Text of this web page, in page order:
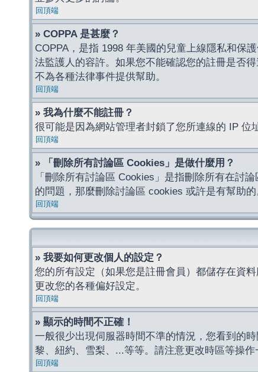
回頂端
» COPPA 是甚麼？
COPPA，是指 1998 年美國的兒童上線隱私和保
法監護人的容許。如果您不能確認您的註冊是否
不為各種法律事件提供幫助。
回頂端
» 我為什麼不能註冊？
很可能是因為網站管理者封鎖了您所連線的 IP 位
回頂端
» 「刪除所有討論區 Cookies」是做什麼用？
「刪除所有討論區 Cookies」是指刪除所有在討
的問題，那麼刪除討論區 cookies 或許是有幫助的
回頂端
» 我要如何更改個人的設定？
您的所有設定（如果您是註冊會員）都儲存在資
更改您的各種偏好設定。
回頂端
» 顯示的時間不正確！
一般很少出現伺服器時間不準的情況，您看到的
黎、紐約、雪梨、...等等。請注意更改時區等操
回頂端